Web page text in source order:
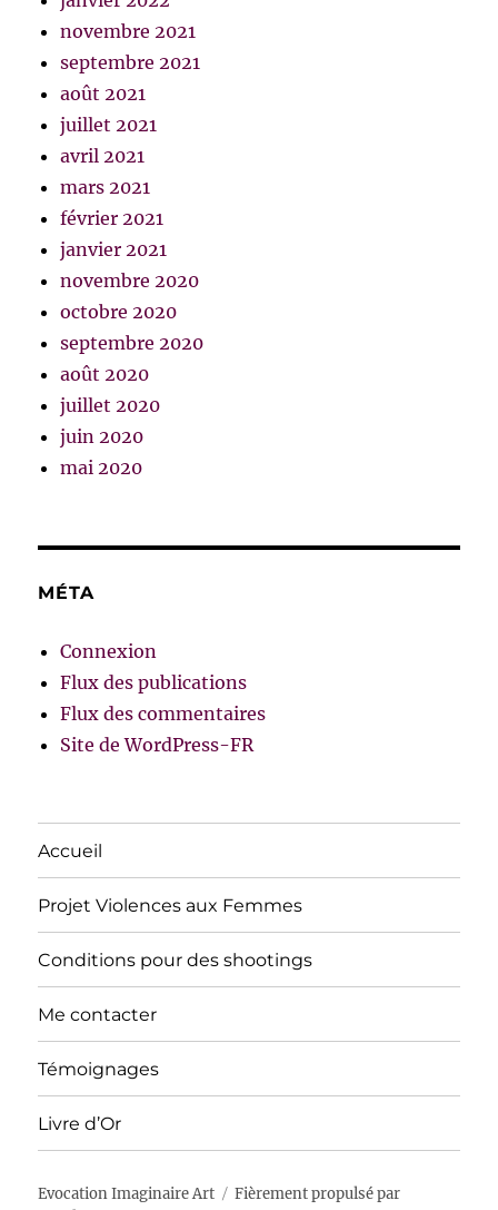
novembre 2021
septembre 2021
août 2021
juillet 2021
avril 2021
mars 2021
février 2021
janvier 2021
novembre 2020
octobre 2020
septembre 2020
août 2020
juillet 2020
juin 2020
mai 2020
MÉTA
Connexion
Flux des publications
Flux des commentaires
Site de WordPress-FR
Accueil
Projet Violences aux Femmes
Conditions pour des shootings
Me contacter
Témoignages
Livre d’Or
Evocation Imaginaire Art
Fièrement propulsé par